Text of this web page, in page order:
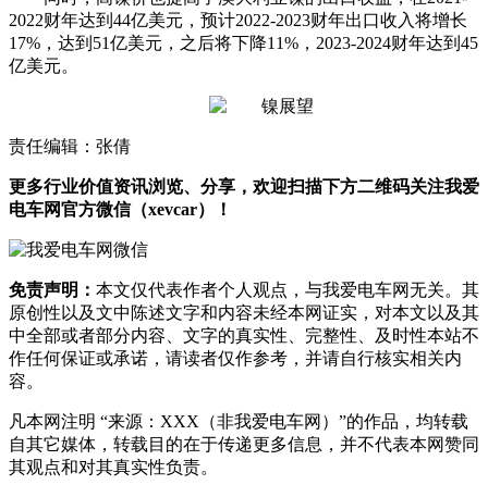
2022财年达到44亿美元，预计2022-2023财年出口收入将增长
17%，达到51亿美元，之后将下降11%，2023-2024财年达到45
亿美元。
责任编辑：张倩
更多行业价值资讯浏览、分享，欢迎扫描下方二维码关注我爱
电车网官方微信（xevcar）！
免责声明： 本文仅代表作者个人观点，与我爱电车网无关。其
原创性以及文中陈述文字和内容未经本网证实，对本文以及其
中全部或者部分内容、文字的真实性、完整性、及时性本站不
作任何保证或承诺，请读者仅作参考，并请自行核实相关内
容。
凡本网注明 “来源：XXX（非我爱电车网）”的作品，均转载
自其它媒体，转载目的在于传递更多信息，并不代表本网赞同
其观点和对其真实性负责。